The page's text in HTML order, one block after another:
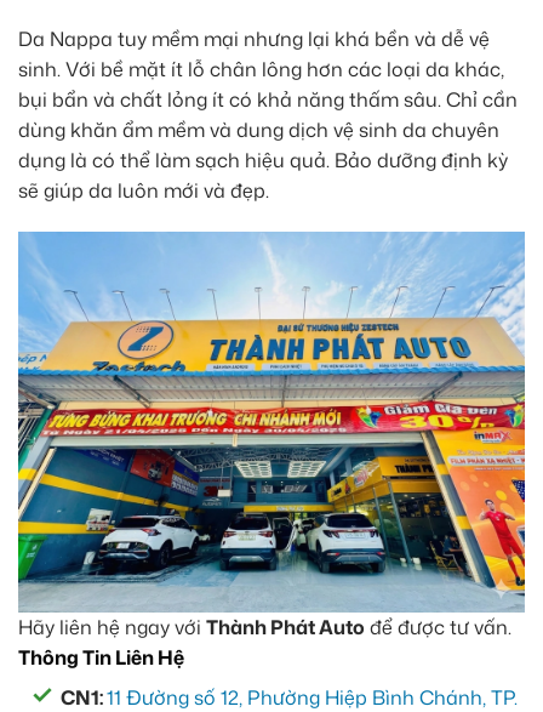
Da Nappa tuy mềm mại nhưng lại khá bền và dễ vệ
sinh. Với bề mặt ít lỗ chân lông hơn các loại da khác,
bụi bẩn và chất lỏng ít có khả năng thấm sâu. Chỉ cần
dùng khăn ẩm mềm và dung dịch vệ sinh da chuyên
dụng là có thể làm sạch hiệu quả. Bảo dưỡng định kỳ
sẽ giúp da luôn mới và đẹp.
Hãy liên hệ ngay với Thành Phát Auto để được tư vấn.
Thông Tin Liên Hệ
CN1:11 Đường số 12, Phường Hiệp Bình Chánh, TP.